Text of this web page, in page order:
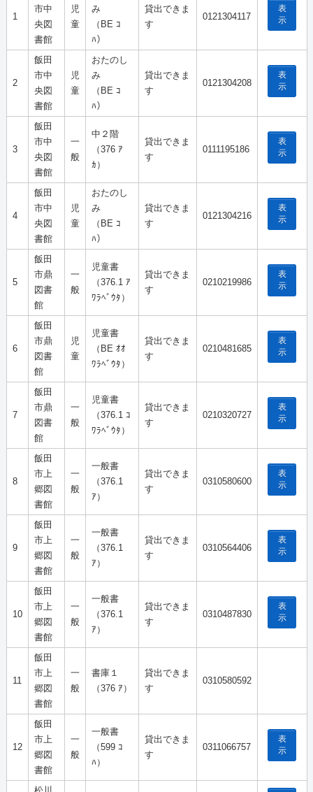
1
市中
央図
書館
児
童
み
（BE ｺ
ﾊ）
貸出できま
す
0121304117
表
示
2
飯田
市中
央図
書館
児
童
おたのし
み
（BE ｺ
ﾊ）
貸出できま
す
0121304208
表
示
3
飯田
市中
央図
書館
一
般
中２階
（376 ｱ
ｶ）
貸出できま
す
0111195186
表
示
4
飯田
市中
央図
書館
児
童
おたのし
み
（BE ｺ
ﾊ）
貸出できま
す
0121304216
表
示
5
飯田
市鼎
図書
館
一
般
児童書
（376.1 ｱ
ﾜﾗﾍﾞｳﾀ）
貸出できま
す
0210219986
表
示
6
飯田
市鼎
図書
館
児
童
児童書
（BE ｵｵ
ﾜﾗﾍﾞｳﾀ）
貸出できま
す
0210481685
表
示
7
飯田
市鼎
図書
館
一
般
児童書
（376.1 ｺ
ﾜﾗﾍﾞｳﾀ）
貸出できま
す
0210320727
表
示
8
飯田
市上
郷図
書館
一
般
一般書
（376.1
ｱ）
貸出できま
す
0310580600
表
示
9
飯田
市上
郷図
書館
一
般
一般書
（376.1
ｱ）
貸出できま
す
0310564406
表
示
10
飯田
市上
郷図
書館
一
般
一般書
（376.1
ｱ）
貸出できま
す
0310487830
表
示
11
飯田
市上
郷図
書館
一
般
書庫１
（376 ｱ）
貸出できま
す
0310580592
12
飯田
市上
郷図
書館
一
般
一般書
（599 ｺ
ﾊ）
貸出できま
す
0311066757
表
示